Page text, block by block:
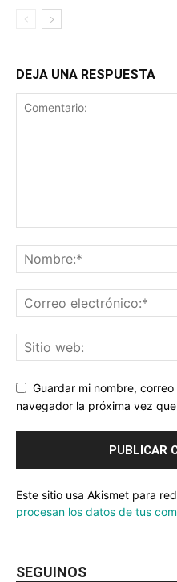
DEJA UNA RESPUESTA
Guardar mi nombre,
navegador la próxima vez
Este sitio usa Akismet para
procesan los datos de tus
SEGUINOS